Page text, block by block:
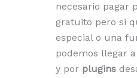
necesario pagar
gratuito pero si
especial o una
podemos llegar
y por plugins